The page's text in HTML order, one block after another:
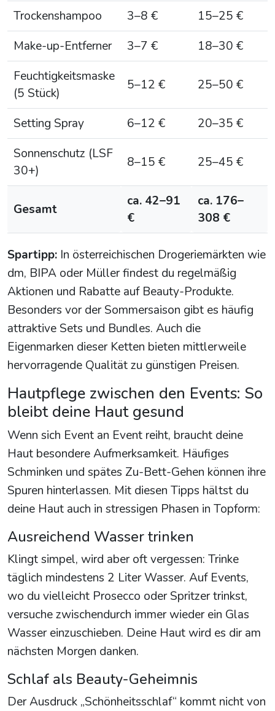
Trockenshampoo 3–8 €
15–25 €
Make-up-Entferner
3–7 €
18–30 €
Feuchtigkeitsmaske
(5 Stück)
5–12 € 25–50 €
Setting Spray 6–12 €
20–35 €
Sonnenschutz (LSF
30+)
8–15 € 25–45 €
Gesamt
ca. 42–91
€
ca. 176–
308 €
Spartipp: In österreichischen Drogeriemärkten wie
dm, BIPA oder Müller findest du regelmäßig
Aktionen und Rabatte auf Beauty-Produkte.
Besonders vor der Sommersaison gibt es häufig
attraktive Sets und Bundles. Auch die
Eigenmarken dieser Ketten bieten mittlerweile
hervorragende Qualität zu günstigen Preisen.
Hautpflege zwischen den Events: So
bleibt deine Haut gesund
Wenn sich Event an Event reiht, braucht deine
Haut besondere Aufmerksamkeit. Häufiges
Schminken und spätes Zu-Bett-Gehen können ihre
Spuren hinterlassen. Mit diesen Tipps hältst du
deine Haut auch in stressigen Phasen in Topform:
Ausreichend Wasser trinken
Klingt simpel, wird aber oft vergessen: Trinke
täglich mindestens 2 Liter Wasser. Auf Events,
wo du vielleicht Prosecco oder Spritzer trinkst,
versuche zwischendurch immer wieder ein Glas
Wasser einzuschieben. Deine Haut wird es dir am
nächsten Morgen danken.
Schlaf als Beauty-Geheimnis
Der Ausdruck „Schönheitsschlaf“ kommt nicht von